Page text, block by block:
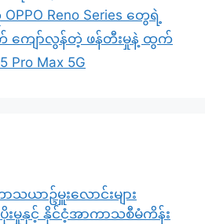
Reno Series တွေရဲ့
ကျော်လွန်တဲ့ ဖန်တီးမှုနဲ့ ထွက်
Pro Max 5G
သယာဥ်မှူးလောင်းများ
းမှုနှင့် နိုင်ငံ့အာကာသစီမံကိန်း